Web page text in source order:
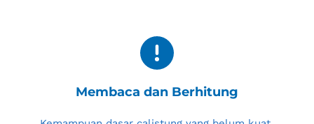
Membaca dan Berhitung